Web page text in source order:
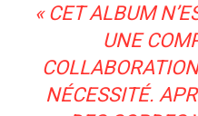
« CET ALBUM
UNE
NÉCESSITÉ.